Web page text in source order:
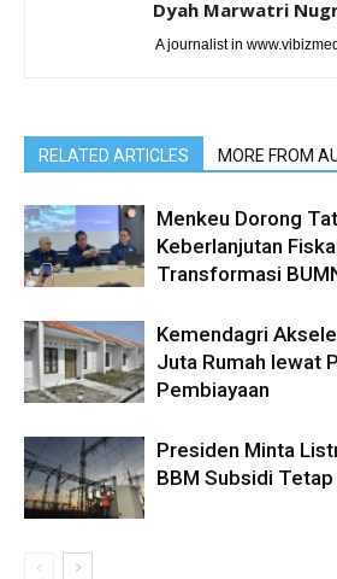
Dyah Marwatri
A journalist in
RELATED ARTICLES MORE FROM
Menkeu Dorong
Keberlanjutan
Transformasi
Kemendagri
Juta Rumah lewat
Pembiayaan
Presiden Minta
BBM Subsidi Tetap